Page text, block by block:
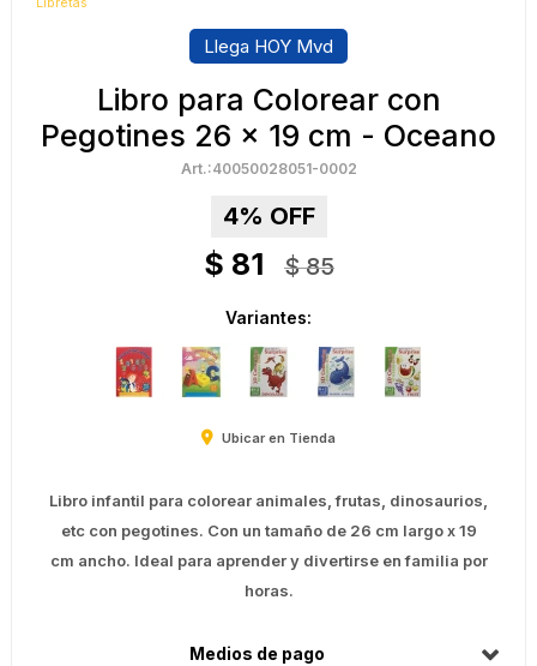
Libretas
Llega HOY Mvd
Libro para Colorear con
Pegotines 26 x 19 cm - Oceano
40050028051-0002
4
$ 81 $ 85
Variantes:
Ubicar en Tienda
Libro infantil para colorear animales, frutas, dinosaurios,
etc con pegotines. Con un tamaño de 26 cm largo x 19
cm ancho. Ideal para aprender y divertirse en familia por
horas.
Medios de pago